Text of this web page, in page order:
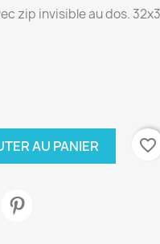
zip invisible au dos.
AU PANIER favorite_border